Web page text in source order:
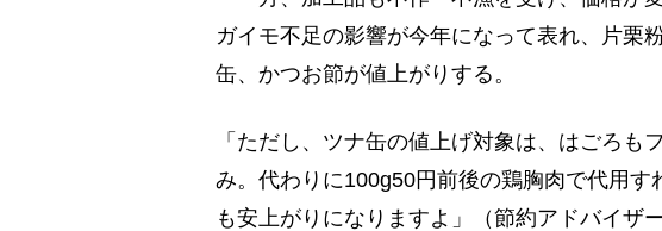
ガイモ不足の影響が今年になって表れ、片栗
缶、かつお節が値上がりする。
「ただし、ツナ缶の値上げ対象は、はごろも
み。代わりに100g50円前後の鶏胸肉で代用す
も安上がりになりますよ」（節約アドバイザ